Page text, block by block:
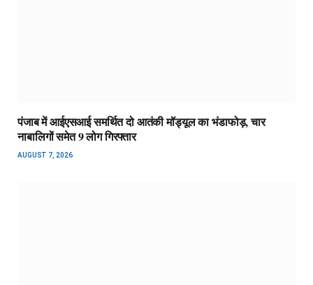
पंजाब में आईएसआई समर्थित दो आतंकी मॉड्यूल का भंडाफोड़, चार
नाबालिगों समेत 9 लोग गिरफ्तार
AUGUST 7, 2026